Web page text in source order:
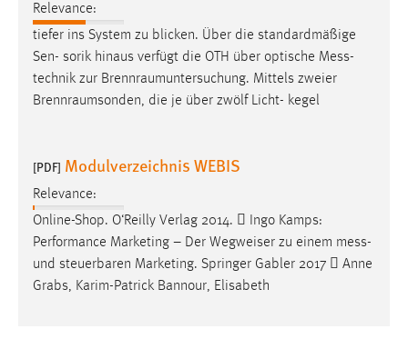
Relevance:
tiefer ins System zu blicken. Über die standardmäßige
Sen- sorik hinaus verfügt die OTH über optische Mess-
technik zur Brennraumuntersuchung. Mittels zweier
Brennraumsonden, die je über zwölf Licht- kegel
[PDF] Modulverzeichnis WEBIS
Relevance:
Online-Shop. O‘Reilly Verlag 2014.  Ingo Kamps:
Performance Marketing – Der Wegweiser zu einem mess-
und steuerbaren Marketing. Springer Gabler 2017  Anne
Grabs, Karim-Patrick Bannour, Elisabeth